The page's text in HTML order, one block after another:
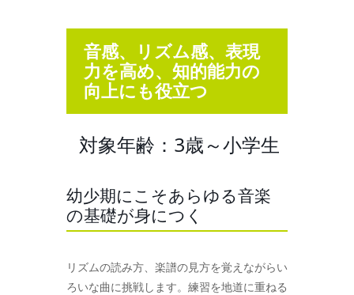
音感、リズム感、表現
力を高め、知的能力の
向上にも役立つ
対象年齢：3歳～小学生
幼少期にこそあらゆる音楽
の基礎が身につく
リズムの読み方、楽譜の見方を覚えながらい
ろいな曲に挑戦します。練習を地道に重ねる